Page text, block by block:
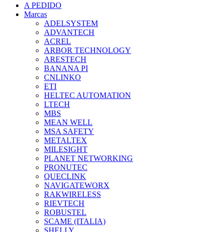
A PEDIDO
Marcas
ADELSYSTEM
ADVANTECH
ACREL
ARBOR TECHNOLOGY
ARESTECH
BANANA PI
CNLINKO
ETI
HELTEC AUTOMATION
LTECH
MBS
MEAN WELL
MSA SAFETY
METALTEX
MILESIGHT
PLANET NETWORKING
PRONUTEC
QUECLINK
NAVIGATEWORX
RAKWIRELESS
RIEVTECH
ROBUSTEL
SCAME (ITALIA)
SHELLY